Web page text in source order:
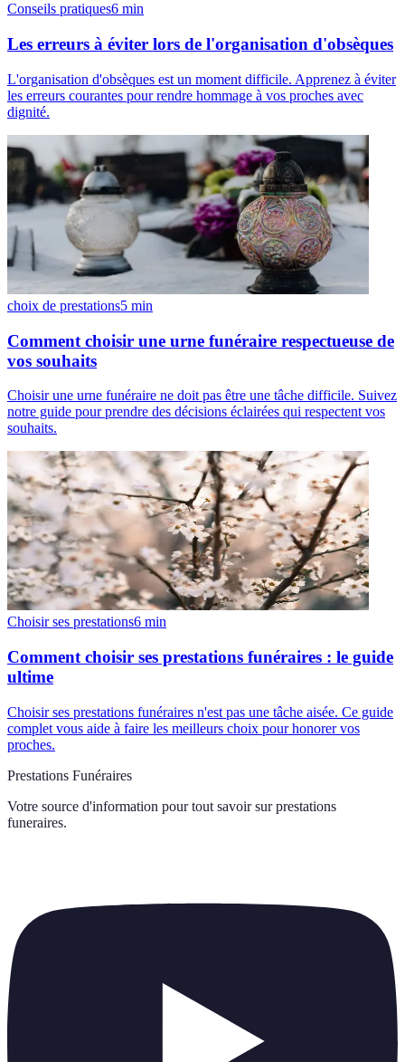
Conseils pratiques6 min
Les erreurs à éviter lors de l'organisation d'obsèques
L'organisation d'obsèques est un moment difficile. Apprenez à éviter
les erreurs courantes pour rendre hommage à vos proches avec
dignité.
choix de prestations5 min
Comment choisir une urne funéraire respectueuse de
vos souhaits
Choisir une urne funéraire ne doit pas être une tâche difficile. Suivez
notre guide pour prendre des décisions éclairées qui respectent vos
souhaits.
Choisir ses prestations6 min
Comment choisir ses prestations funéraires : le guide
ultime
Choisir ses prestations funéraires n'est pas une tâche aisée. Ce guide
complet vous aide à faire les meilleurs choix pour honorer vos
proches.
Prestations Funéraires
Votre source d'information pour tout savoir sur prestations
funeraires.